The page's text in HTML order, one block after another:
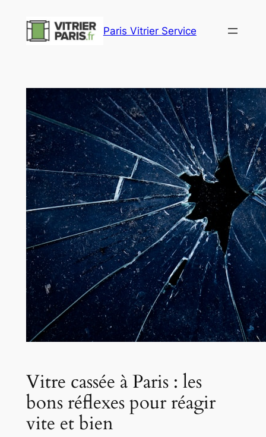
contenu
Paris Vitrier Service
Vitre cassée à Paris : les
bons réflexes pour réagir
vite et bien